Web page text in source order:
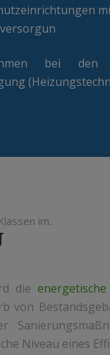
bei
im..
die
von
Niveau eines